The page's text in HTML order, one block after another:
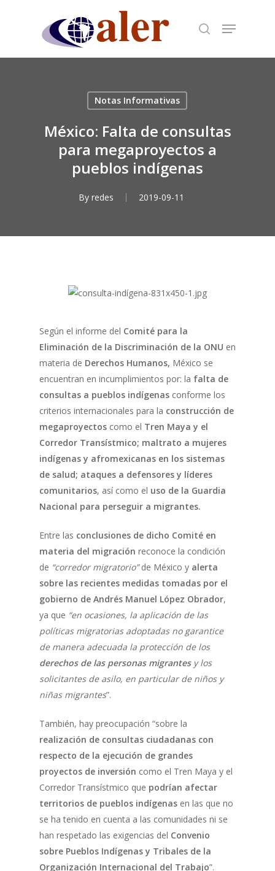
content
Notas Informativas
México: Falta de consultas
para megaproyectos a
pueblos indígenas
By redes 2019-09-11
Según el informe del Comité para la
Eliminación de la Discriminación de la ONU en
materia de Derechos Humanos, México se
encuentran en incumplimientos por: la falta de
consultas a pueblos indígenas conforme los
criterios internacionales para la construcción de
megaproyectos como el Tren Maya y el
Corredor Transístmico; maltrato a mujeres
indígenas y afromexicanas en los sistemas
de salud; ataques a defensores y líderes
comunitarios, así como el uso de la Guardia
Nacional para perseguir a migrantes.
Entre las conclusiones de dicho Comité en
materia del migración reconoce la condición
de “corredor migratorio”de México y alerta
sobre las recientes medidas tomadas por el
gobierno de Andrés Manuel López Obrador,
ya que “en ocasiones, la aplicación de las
políticas migratorias adoptadas no garantice
de manera adecuada la protección de los
derechos de las personas migrantes y los
solicitantes de asilo, en particular de niños y
niñas migrantes”.
También, hay preocupación “sobre la
realización de consultas ciudadanas con
respecto de la ejecución de grandes
proyectos de inversión como el Tren Maya y el
Corredor Transístmico que podrían afectar
territorios de pueblos indígenas en las que no
se ha tenido en cuenta a las comunidades ni se
han respetado las exigencias del Convenio
sobre Pueblos Indígenas y Tribales de la
Organización Internacional del Trabajo”.